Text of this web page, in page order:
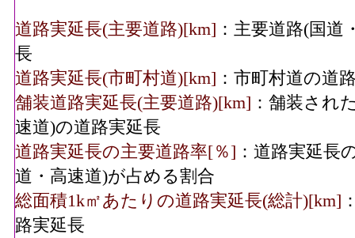
道路実延長(主要道路)[km] ：主要道路(国
長
道路実延長(市町村道)[km] ：市町村道の道
舗装道路実延長(主要道路)[km] ：舗装され
速道)の道路実延長
道路実延長の主要道路率[％] ：道路実延長
道・高速道)が占める割合
総面積1k㎡あたりの道路実延長(総計)[km]
路実延長